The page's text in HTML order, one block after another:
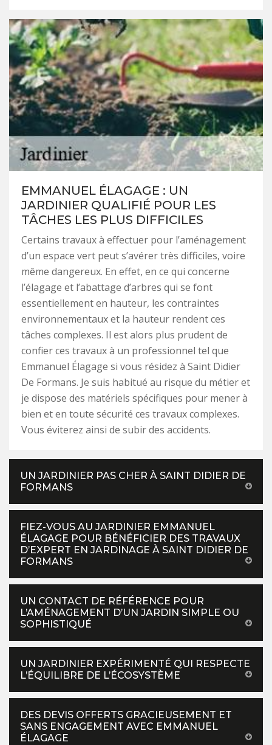
EMMANUEL ÉLAGAGE : UN
JARDINIER QUALIFIÉ POUR LES
TÂCHES LES PLUS DIFFICILES
Certains travaux à effectuer pour l’aménagement
d’un espace vert peut s’avérer très difficiles, voire
même dangereux. En effet, en ce qui concerne
l’élagage et l’abattage d’arbres qui se font
essentiellement en hauteur, les contraintes
environnementaux et la hauteur rendent ces
tâches complexes. Il est alors plus prudent de
confier ces travaux à un professionnel tel que
Emmanuel Élagage si vous résidez à Saint Didier
De Formans. Je suis habitué au risque du métier et
je dispose des matériels spécifiques pour mener à
bien et en toute sécurité ces travaux complexes.
Vous éviterez ainsi de subir des accidents.
UN JARDINIER PAS CHER À SAINT DIDIER DE
FORMANS
FIEZ-VOUS AU JARDINIER EMMANUEL
ÉLAGAGE POUR BÉNÉFICIER DES TRAVAUX
D’EXPERT EN JARDINAGE À SAINT DIDIER DE
FORMANS
UN CONTACT DE RÉFÉRENCE POUR
L’AMÉNAGEMENT D’UN JARDIN SIMPLE OU
SOPHISTIQUÉ
UN JARDINIER EXPÉRIMENTÉ QUI RESPECTE
L’ÉQUILIBRE DE L’ÉCOSYSTÈME
DES DEVIS OFFERTS GRACIEUSEMENT ET
SANS ENGAGEMENT AVEC EMMANUEL
ÉLAGAGE